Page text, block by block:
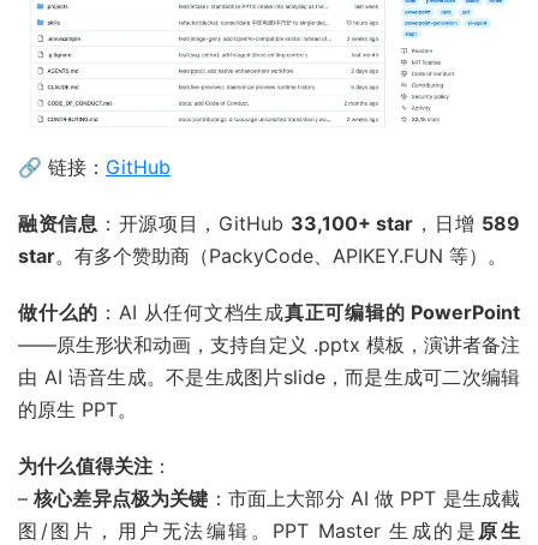
🔗 链接： GitHub
融资信息 ：开源项目，GitHub 33,100+ star ，日增 589
star。有多个赞助商（PackyCode、APIKEY.FUN 等）。
做什么的 ：AI 从任何文档生成真正可编辑的 PowerPoint
——原生形状和动画，支持自定义 .pptx 模板，演讲者备注
由 AI 语音生成。不是生成图片slide，而是生成可二次编辑
的原生 PPT。
为什么值得关注 ：
–核心差异点极为关键 ：市面上大部分 AI 做 PPT 是生成截
图/图片，用户无法编辑。PPT Master 生成的是 原生